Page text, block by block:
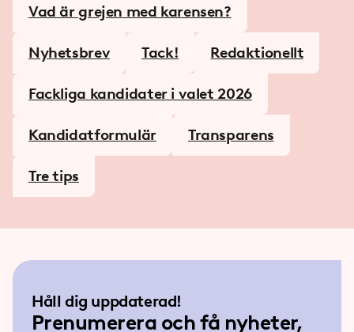
Vad är grejen med karensen?
Nyhetsbrev Tack! Redaktionellt
Fackliga kandidater i valet 2026
Kandidatformulär Transparens
Tre tips
Håll dig uppdaterad!
Prenumerera och få nyheter,